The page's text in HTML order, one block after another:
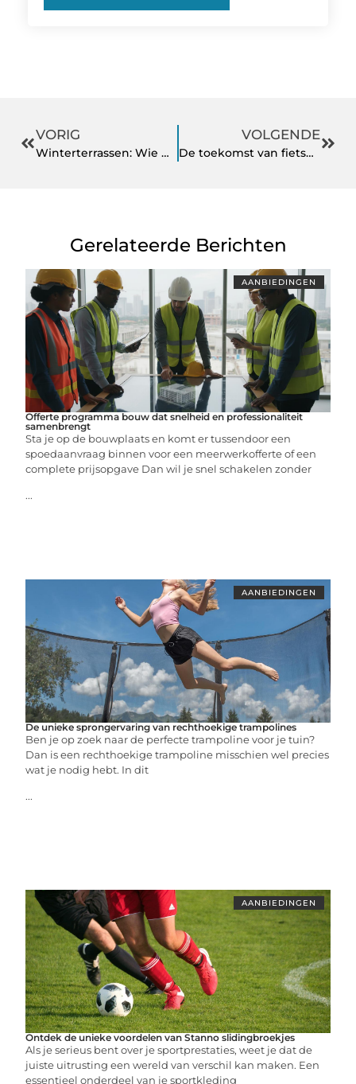
VORIG
Winterterrassen: Wie man Gäste mit Heizstrahlern und heißen Getränken anzieht
VOLGENDE
De toekomst van fietsen: ontdek de revolutie
Gerelateerde Berichten
AANBIEDINGEN
Offerte programma bouw dat snelheid en professionaliteit
samenbrengt
Sta je op de bouwplaats en komt er tussendoor een
spoedaanvraag binnen voor een meerwerkofferte of een
complete prijsopgave Dan wil je snel schakelen zonder
...
AANBIEDINGEN
De unieke sprongervaring van rechthoekige trampolines
Ben je op zoek naar de perfecte trampoline voor je tuin?
Dan is een rechthoekige trampoline misschien wel precies
wat je nodig hebt. In dit
...
AANBIEDINGEN
Ontdek de unieke voordelen van Stanno slidingbroekjes
Als je serieus bent over je sportprestaties, weet je dat de
juiste uitrusting een wereld van verschil kan maken. Een
essentieel onderdeel van je sportkleding